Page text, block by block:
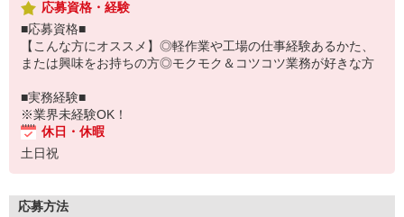
応募資格・経験
■応募資格■
【こんな方にオススメ】◎軽作業や工場の仕事経験あるかた、
または興味をお持ちの方◎モクモク＆コツコツ業務が好きな方
■実務経験■
※業界未経験OK！
休日・休暇
土日祝
応募方法